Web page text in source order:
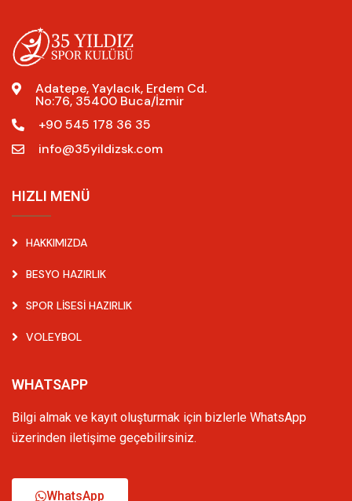
Adatepe, Yaylacık, Erdem Cd.
No:76, 35400 Buca/İzmir
+90 545 178 36 35
info@35yildizsk.com
HIZLI MENÜ
HAKKIMIZDA
BESYO HAZIRLIK
SPOR LISESI HAZIRLIK
VOLEYBOL
WHATSAPP
Bilgi almak ve kayıt oluşturmak için bizlerle WhatsApp
üzerinden iletişime geçebilirsiniz.
WhatsApp